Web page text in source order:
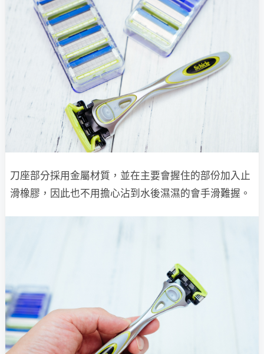
刀座部分採用金屬材質，並在主要會握住的部份加入止
滑橡膠，因此也不用擔心沾到水後濕濕的會手滑難握。